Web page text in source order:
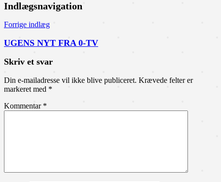
Indlægsnavigation
Forrige indlæg
UGENS NYT FRA 0-TV
Skriv et svar
Din e-mailadresse vil ikke blive publiceret. Krævede felter er
markeret med *
Kommentar *